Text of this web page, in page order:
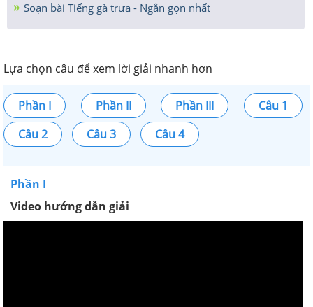
Soạn bài Tiếng gà trưa - Ngắn gọn nhất
Lựa chọn câu để xem lời giải nhanh hơn
Phần I Phần II Phần III
Câu 1
Câu 2
Câu 3 Câu 4
Phần I
Video hướng dẫn giải